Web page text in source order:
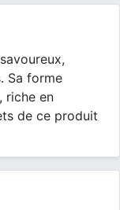
Sa forme
riche en
de ce produit